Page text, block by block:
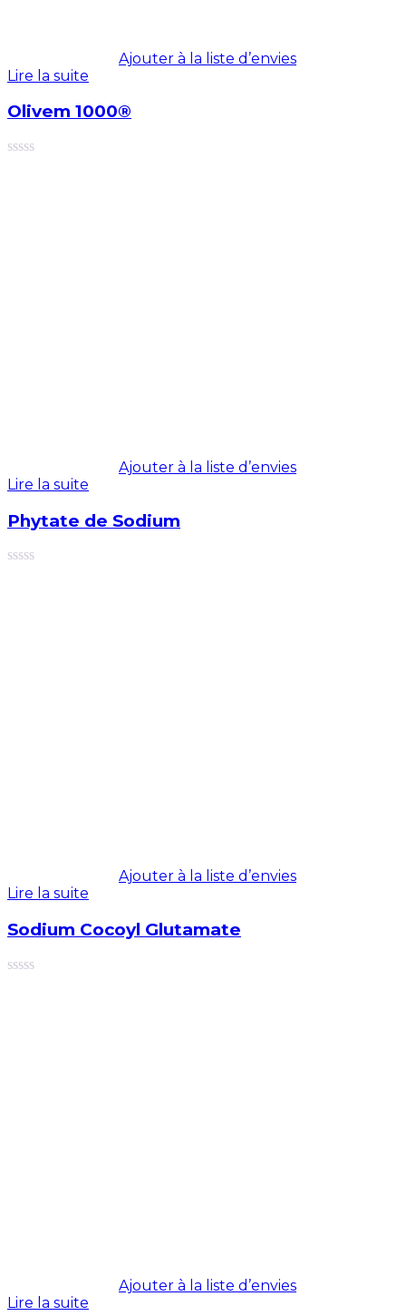
Ajouter à la liste d’envies
Lire la suite
Olivem 1000®
Ajouter à la liste d’envies
Lire la suite
Phytate de Sodium
Ajouter à la liste d’envies
Lire la suite
Sodium Cocoyl Glutamate
Ajouter à la liste d’envies
Lire la suite